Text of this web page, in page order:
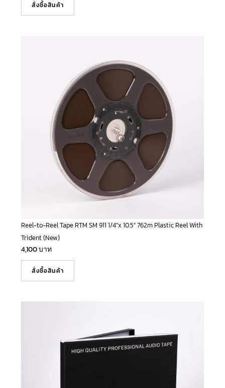
สั่งซื้อสินค้า
Reel-to-Reel Tape RTM SM 911 1/4″x 10.5″ 762m Plastic Reel With
Trident (New)
4,100บาท
สั่งซื้อสินค้า